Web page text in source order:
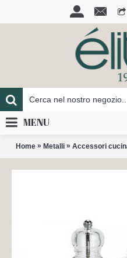
MENU
Home » Metalli » Accessori